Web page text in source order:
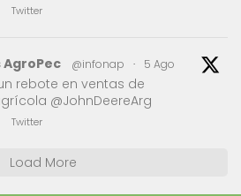
Twitter
AgroPec @infonap · 5 Ago
rebote en ventas de
@JohnDeereArg
Twitter
Load More